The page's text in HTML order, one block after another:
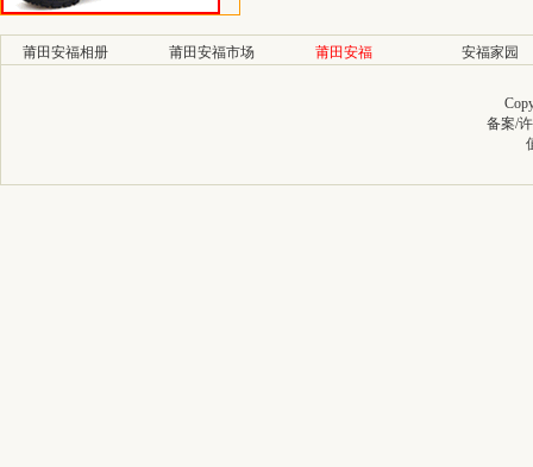
莆田安福相册 莆田安福市场 莆田安福 安福家园
备案/